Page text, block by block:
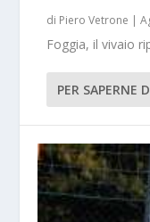
di Piero Vetrone |
Foggia, il vivaio
PER SAPERNE